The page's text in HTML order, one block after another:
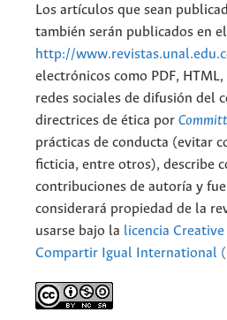
Los artículos que sean
también serán publicados en
http://
electrónicos como PDF,
redes sociales de difusión del
directrices de ética por
prácticas de conducta (evitar
ficticia, entre otros), describe
contribuciones de autoría y
considerará propiedad de la
usarse bajo la licencia
Compartir Igual International